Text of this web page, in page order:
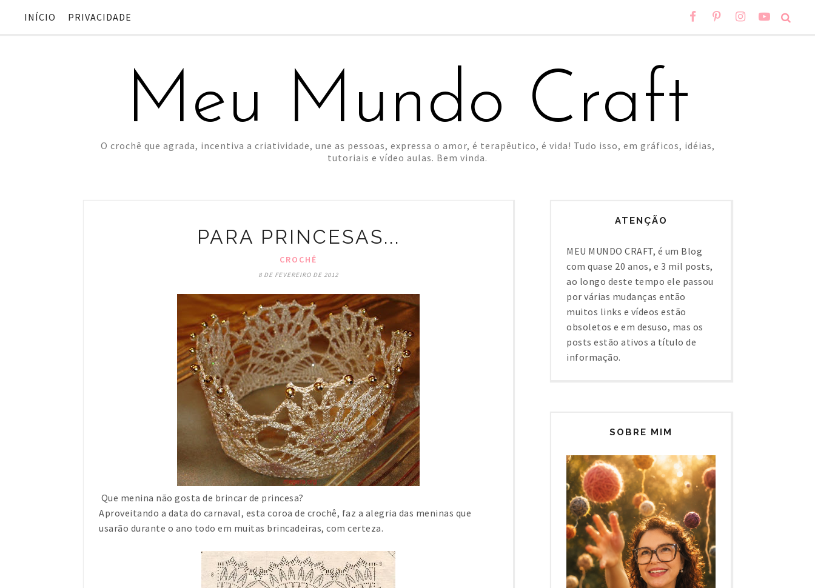
INÍCIO PRIVACIDADE
Meu Mundo Craft
O crochê que agrada, incentiva a criatividade, une as pessoas, expressa o amor, é terapêutico, é vida! Tudo isso, em gráficos, idéias,
tutoriais e vídeo aulas. Bem vinda.
PARA PRINCESAS...
CROCHÊ
8 DE FEVEREIRO DE 2012
Que menina não gosta de brincar de princesa?
Aproveitando a data do carnaval, esta coroa de crochê, faz a alegria das meninas que
usarão durante o ano todo em muitas brincadeiras, com certeza.
ATENÇÃO
MEU MUNDO CRAFT, é um Blog
com quase 20 anos, e 3 mil posts,
ao longo deste tempo ele passou
por várias mudanças então
muitos links e vídeos estão
obsoletos e em desuso, mas os
posts estão ativos a título de
informação.
SOBRE MIM